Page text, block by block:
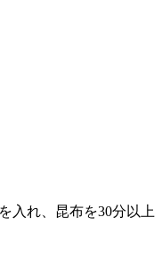
入れ、昆布を30分以上